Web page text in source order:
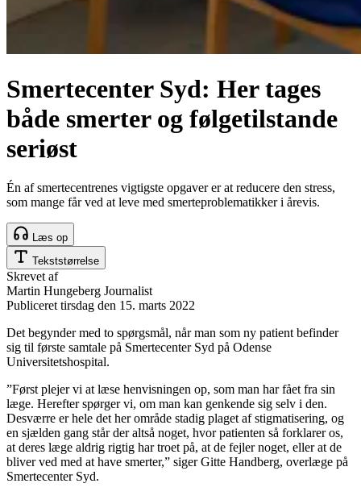
Smertecenter Syd: Her tages
både smerter og følgetilstande
seriøst
Én af smertecentrenes vigtigste opgaver er at reducere den stress,
som mange får ved at leve med smerteproblematikker i årevis.
Læs op
Tekststørrelse
Skrevet af
Martin Hungeberg Journalist
Publiceret tirsdag den 15. marts 2022
Det begynder med to spørgsmål, når man som ny patient befinder
sig til første samtale på Smertecenter Syd på Odense
Universitetshospital.
”Først plejer vi at læse henvisningen op, som man har fået fra sin
læge. Herefter spørger vi, om man kan genkende sig selv i den.
Desværre er hele det her område stadig plaget af stigmatisering, og
en sjælden gang står der altså noget, hvor patienten så forklarer os,
at deres læge aldrig rigtig har troet på, at de fejler noget, eller at de
bliver ved med at have smerter,” siger Gitte Handberg, overlæge på
Smertecenter Syd.